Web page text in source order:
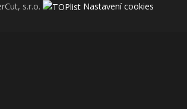
s.r.o. Nastavení cookies